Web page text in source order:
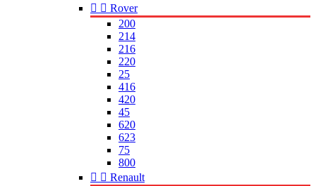
  Rover
200
214
216
220
25
416
420
45
620
623
75
800
  Renault